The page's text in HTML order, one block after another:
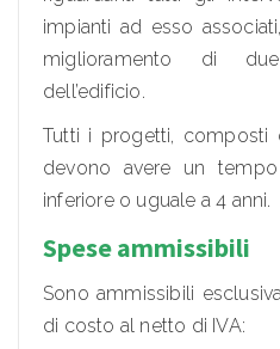
impianti ad esso
miglioramento di
dell’edificio.
Tutti i progetti, composti
devono avere un
inferiore o uguale a 4 anni.
Spese ammissibili
Sono ammissibili
di costo al netto di IVA: